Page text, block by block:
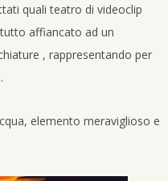
quali teatro di videoclip
affiancato ad un
, rappresentando per
elemento meraviglioso e